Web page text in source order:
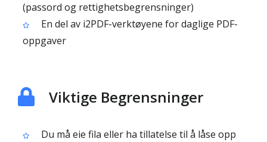
(passord og rettighetsbegrensninger)
En del av i2PDF-verktøyene for daglige PDF-
oppgaver
Viktige Begrensninger
Du må eie fila eller ha tillatelse til å låse opp